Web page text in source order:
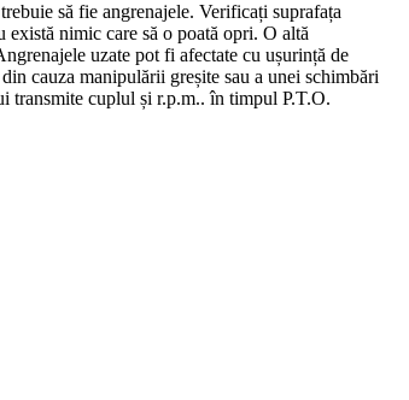
să fie angrenajele. Verificați suprafața
nimic care să o poată opri. O altă
uzate pot fi afectate cu ușurință de
cauza manipulării greșite sau a unei schimbări
transmite cuplul și r.p.m.. în timpul P.T.O.